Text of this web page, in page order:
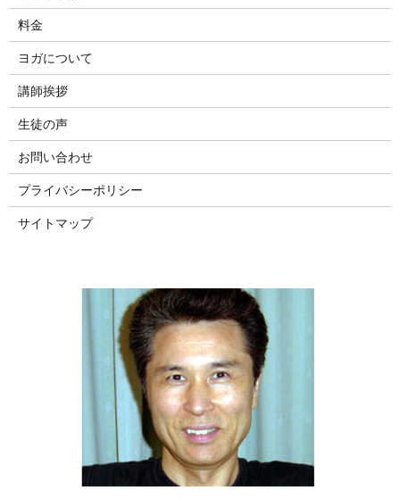
料金
ヨガについて
講師挨拶
生徒の声
お問い合わせ
プライバシーポリシー
サイトマップ